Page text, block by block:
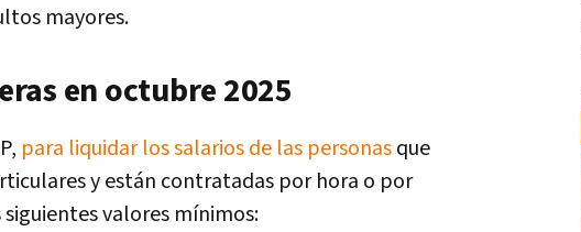
mayores.
en octubre 2025
para liquidar los salarios de las personasque
y están contratadas por hora o por
valores mínimos: